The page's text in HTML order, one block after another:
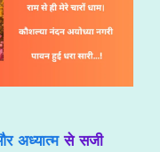
अध्यात्मसे सजी